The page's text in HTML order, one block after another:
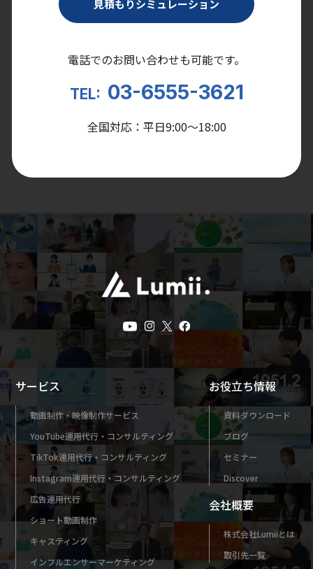
見積もりシミュレーション
電話でのお問い合わせも可能です。
TEL: 03-6555-3621
全国対応：平日9:00〜18:00
サービス
動画制作・映像制作サービス
YouTube運用代行・コンサルティング
TikTok運用代行・コンサルティング
Instagram運用代行・コンサルティング
広告運用代行
ショート動画制作
キャスティング
インフルエンサーマーケティング
お役立ち情報
資料ダウンロード
ブログ
セミナー
Discover
会社概要
株式会社Lumiiとは
取引先一覧